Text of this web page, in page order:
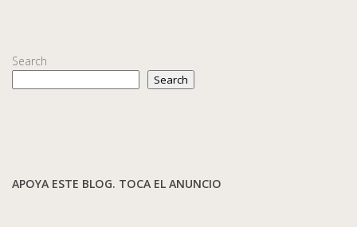
Search
Search
APOYA ESTE BLOG. TOCA EL ANUNCIO